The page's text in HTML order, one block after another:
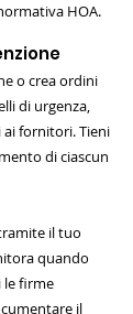
HOA.
o crea ordini
di urgenza,
ai fornitori. Tieni
di ciascun
il tuo
quando
le firme
il